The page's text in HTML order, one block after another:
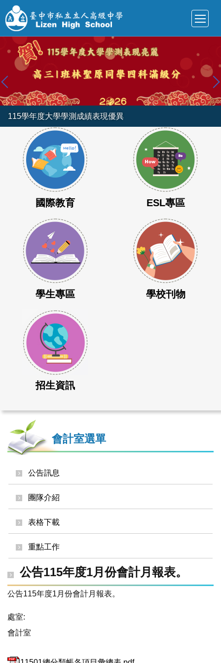
到
主
內
區
115學年度大學學測成績表現優異
國際教育 ESL專區
學生專區 學校刊物
招生資訊
會計室選單
公告訊息
團隊介紹
表格下載
重點工作
公告115年度1月份會計月報表。
公告115年度1月份會計月報表。
處室:
會計室